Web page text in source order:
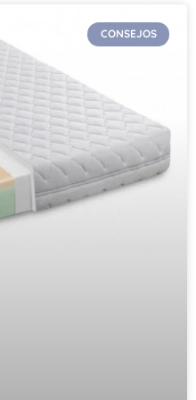
CONSEJOS